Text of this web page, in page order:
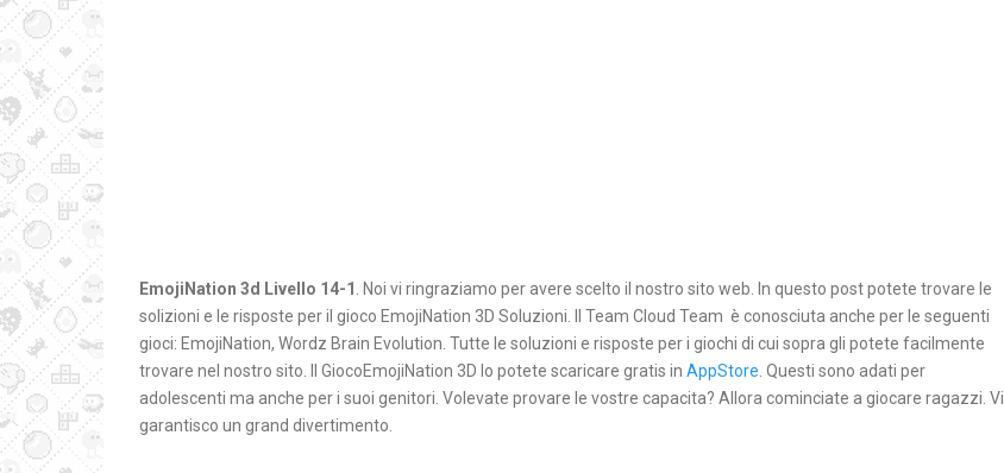
EmojiNation 3d Livello 14-1
. Noi vi ringraziamo per avere scelto il nostro sito web. In questo post potete trovare le
solizioni e le risposte per il gioco EmojiNation 3D Soluzioni. Il Team Cloud Team è conosciuta anche per le seguenti
gioci: EmojiNation, Wordz Brain Evolution. Tutte le soluzioni e risposte per i giochi di cui sopra gli potete facilmente
trovare nel nostro sito. Il GiocoEmojiNation 3D lo potete scaricare gratis in AppStore . Questi sono adati per
adolescenti ma anche per i suoi genitori. Volevate provare le vostre capacita? Allora cominciate a giocare ragazzi. Vi
garantisco un grand divertimento.